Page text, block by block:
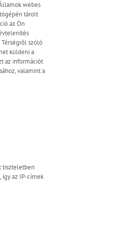
webes
tárolt
az Ön
szóló
küldeni a
az információt
valamint a
tiszteletben
így az IP-címek